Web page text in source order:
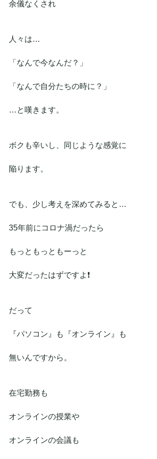
余儀なくされ
人々は…
「なんで今なんだ？」
「なんで自分たちの時に？」
…と嘆きます。
ボクも辛いし、同じような感覚に
陥ります。
でも、少し考えを深めてみると…
35年前にコロナ渦だったら
もっともっともーっと
大変だったはずですよ❗
だって
『パソコン』も『オンライン』も
無いんですから。
在宅勤務も
オンラインの授業や
オンラインの会議も